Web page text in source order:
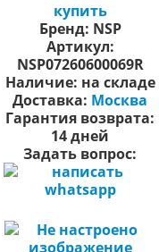
купить
Бренд: NSP
Артикул:
NSP07260600069R
Наличие: на складе
Доставка: Москва
Гарантия возврата:
14 дней
Задать вопрос: